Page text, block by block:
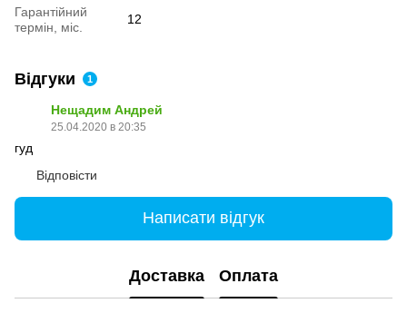
Гарантійний
термін, міс.
12
Відгуки 1
Нещадим Андрей
25.04.2020 в 20:35
гуд
Відповісти
Написати відгук
Доставка Оплата